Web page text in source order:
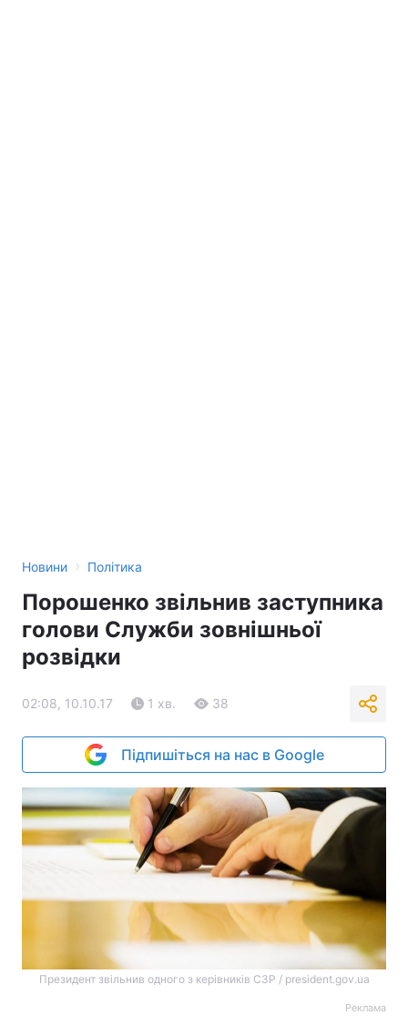
Новини › Політика
Порошенко звільнив заступника
голови Служби зовнішньої
розвідки
02:08, 10.10.17 1 хв. 38
Підпишіться на нас в Google
Президент звільнив одного з керівників СЗР / president.gov.ua
Реклама